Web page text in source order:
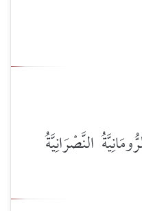
النَّصْرَانِيَّةُ